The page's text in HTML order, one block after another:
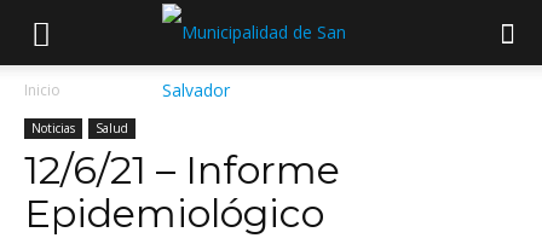
Inicio
Noticias Salud
12/6/21 – Informe
Epidemiológico